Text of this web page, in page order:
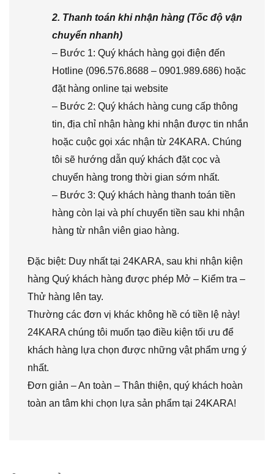
2. Thanh toán khi nhận hàng (Tốc độ vận
chuyển nhanh)
– Bước 1: Quý khách hàng gọi điện đến
Hotline (096.576.8688 – 0901.989.686) hoặc
đặt hàng online tại website
– Bước 2: Quý khách hàng cung cấp thông
tin, địa chỉ nhận hàng khi nhận được tin nhắn
hoặc cuộc gọi xác nhận từ 24KARA. Chúng
tôi sẽ hướng dẫn quý khách đặt cọc và
chuyển hàng trong thời gian sớm nhất.
– Bước 3: Quý khách hàng thanh toán tiền
hàng còn lại và phí chuyển tiền sau khi nhận
hàng từ nhân viên giao hàng.
Đặc biệt: Duy nhất tại 24KARA, sau khi nhận kiện
hàng Quý khách hàng được phép Mở – Kiểm tra –
Thử hàng lên tay.
Thường các đơn vị khác không hề có tiền lệ này!
24KARA chúng tôi muốn tạo điều kiện tối ưu để
khách hàng lựa chọn được những vật phẩm ưng ý
nhất.
Đơn giản – An toàn – Thân thiện, quý khách hoàn
toàn an tâm khi chọn lựa sản phẩm tại 24KARA!